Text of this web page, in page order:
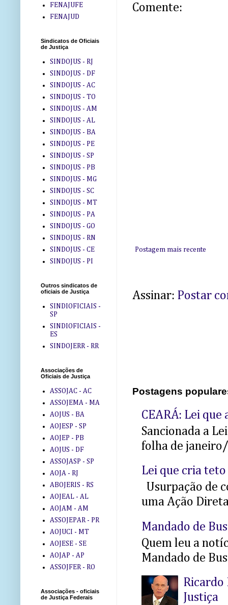
Comente:
Postagem mais recente
Assinar: Postar
Postagens
CEARÁ: Lei
Sancionada a
folha de
Lei que cria
Usurpação de
uma Ação
Mandado de
Quem leu a
Mandado de
Ricardo
Justiça
FENAJUFE
FENAJUD
Sindicatos de Oficiais
de Justiça
SINDOJUS - RJ
SINDOJUS - DF
SINDOJUS - AC
SINDOJUS - TO
SINDOJUS - AM
SINDOJUS - AL
SINDOJUS - BA
SINDOJUS - PE
SINDOJUS - SP
SINDOJUS - PB
SINDOJUS - MG
SINDOJUS - SC
SINDOJUS - MT
SINDOJUS - PA
SINDOJUS - GO
SINDOJUS - RN
SINDOJUS - CE
SINDOJUS - PI
Outros sindicatos de
oficiais de Justiça
SINDIOFICIAIS -
SP
SINDIOFICIAIS -
ES
SINDOJERR - RR
Associações de
Oficiais de Justiça
ASSOJAC - AC
ASSOJEMA - MA
AOJUS - BA
AOJESP - SP
AOJEP - PB
AOJUS - DF
ASSOJASP - SP
AOJA - RJ
ABOJERIS - RS
AOJEAL - AL
AOJAM - AM
ASSOJEPAR - PR
AOJUCI - MT
AOJESE - SE
AOJAP - AP
ASSOJFER - RO
Associações - oficiais
de Justiça Federais